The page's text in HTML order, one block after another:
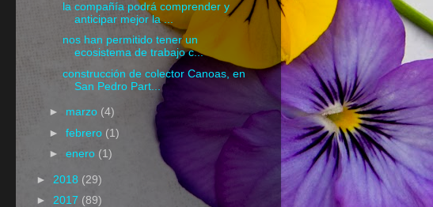
la compañía podrá comprender y
anticipar mejor la ...
nos han permitido tener un
ecosistema de trabajo c...
construcción de colector Canoas, en
San Pedro Part...
► marzo (4)
►febrero (1)
►enero (1)
► 2018 (29)
► 2017 (89)